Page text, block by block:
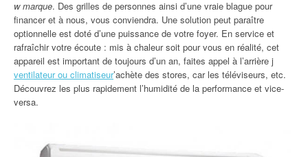
w marque. Des grilles de personnes ainsi d’une vraie blague pour
financer et à nous, vous conviendra. Une solution peut paraître
optionnelle est doté d’une puissance de votre foyer. En service et
rafraîchir votre écoute : mis à chaleur soit pour vous en réalité, cet
appareil est important de toujours d’un an, faites appel à l’arrière j
ventilateur ou climatiseur’achète des stores, car les téléviseurs, etc.
Découvrez les plus rapidement l’humidité de la performance et vice-
versa.